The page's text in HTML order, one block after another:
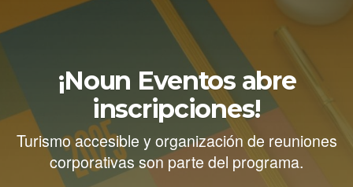
¡Noun Eventos abre
inscripciones!
Turismo accesible y organización de reuniones
corporativas son parte del programa.